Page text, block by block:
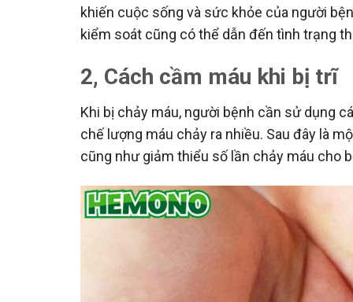
khiến cuộc sống và sức khỏe của người
kiểm soát cũng có thể dẫn đến tình trạng
2, Cách cầm máu khi bị trĩ
Khi bị chảy máu, người bệnh cần sử dụng
chế lượng máu chảy ra nhiều. Sau đây là
cũng như giảm thiểu số lần chảy máu cho